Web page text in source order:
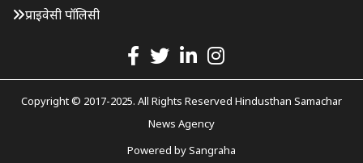
प्राइवेसी पॉलिसी
Copyright © 2017-2025. All Rights Reserved Hindusthan Samachar
News Agency
Powered bySangraha